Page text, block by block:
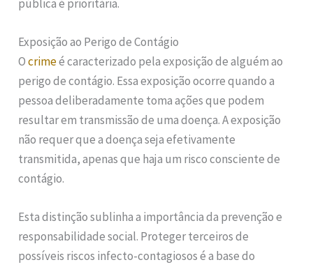
pública é prioritária.
Exposição ao Perigo de Contágio
Ocrimeé caracterizado pela exposição de alguém ao
perigo de contágio. Essa exposição ocorre quando a
pessoa deliberadamente toma ações que podem
resultar em transmissão de uma doença. A exposição
não requer que a doença seja efetivamente
transmitida, apenas que haja um risco consciente de
contágio.
Esta distinção sublinha a importância da prevenção e
responsabilidade social. Proteger terceiros de
possíveis riscos infecto-contagiosos é a base do